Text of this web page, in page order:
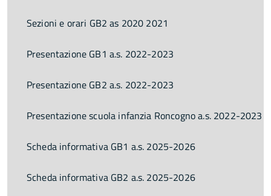
Sezioni e orari GB2 as 2020 2021
Presentazione GB1 a.s. 2022-2023
Presentazione GB2 a.s. 2022-2023
Presentazione scuola infanzia Roncogno a.s. 2022-2023
Scheda informativa GB1 a.s. 2025-2026
Scheda informativa GB2 a.s. 2025-2026